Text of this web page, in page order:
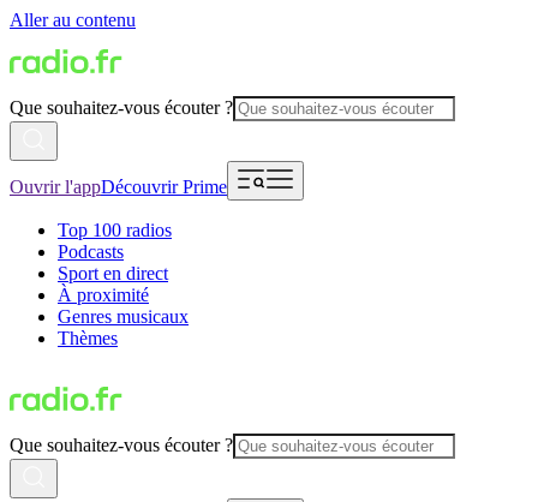
Aller au contenu
Que souhaitez-vous écouter ?
Ouvrir l'appDécouvrir Prime
Top 100 radios
Podcasts
Sport en direct
À proximité
Genres musicaux
Thèmes
Que souhaitez-vous écouter ?